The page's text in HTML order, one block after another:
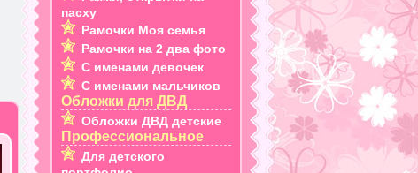
пасху
Рамочки Моя семья
Рамочки на 2 два фото
С именами девочек
С именами мальчиков
Обложки для ДВД
Обложки ДВД детские
Профессиональное
Для детского